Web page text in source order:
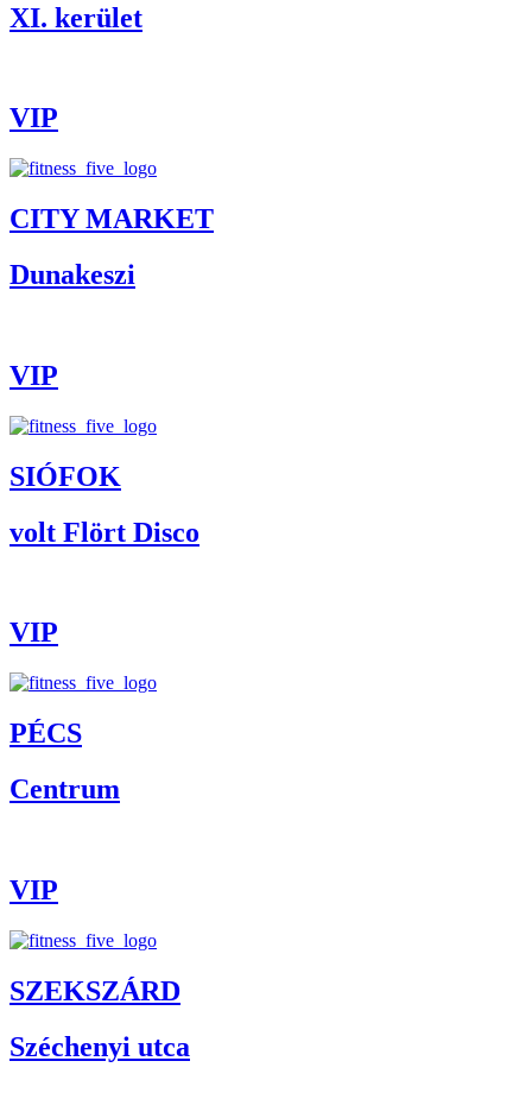
XI. kerület
VIP
CITY MARKET
Dunakeszi
VIP
SIÓFOK
volt Flört Disco
VIP
PÉCS
Centrum
VIP
SZEKSZÁRD
Széchenyi utca